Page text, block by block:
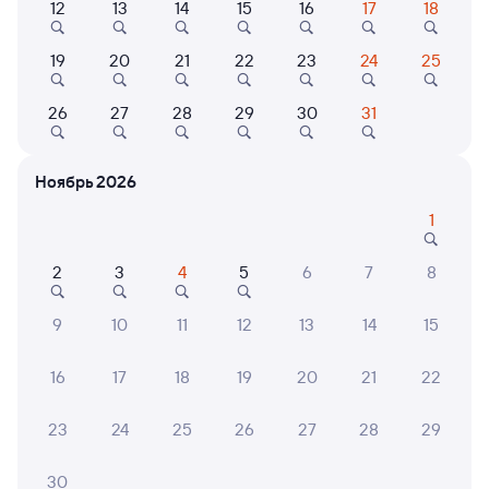
Найдём билет на поезд за вас
Искать билеты
по этому направлению
Мы отображаем актуальные отзывы и не удаляем
10 ГАЛИНА З.
В вагоне было достаточно оснащения: розетки,
12 13 14 15 16 17 18
19 20 21 22 23 24 25
26 27 28 29 30 31
Ноябрь 2026
1
2 3 4 5 6 7 8
9 10 11 12 13 14 15
16 17 18 19 20 21 22
23 24 25 26 27 28 29
30